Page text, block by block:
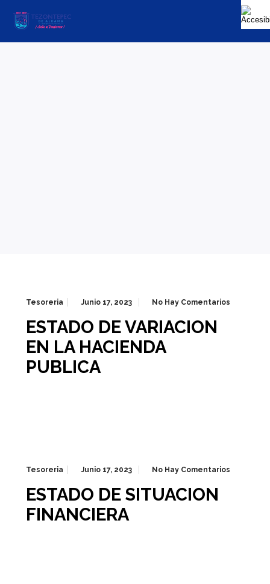
Tesoreria Junio 17, 2023 No Hay Comentarios
ESTADO DE VARIACION
EN LA HACIENDA
PUBLICA
Tesoreria Junio 17, 2023 No Hay Comentarios
ESTADO DE SITUACION
FINANCIERA